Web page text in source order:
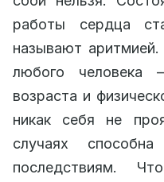
работы сердца
называют
любого человека
возраста и
никак себя не
случаях
последствиям.